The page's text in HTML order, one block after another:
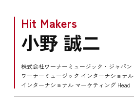
Hit Makers
小野 誠二
株式会社ワーナーミュージック・ジャパン
ワーナーミュージック インターナショナル
インターナショナル マーケティング Head